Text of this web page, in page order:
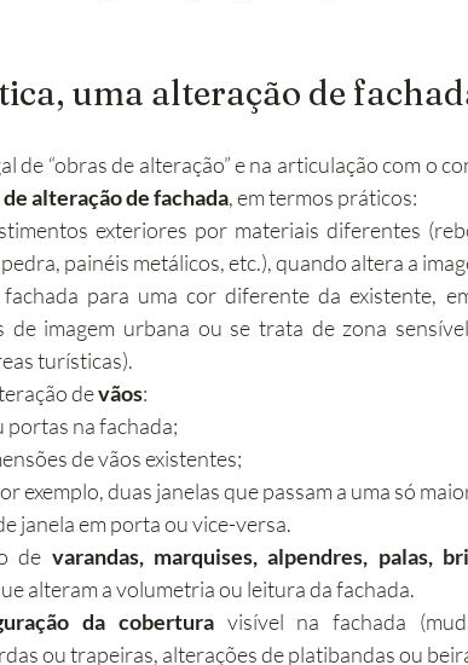
uma alteração de
de “obras de alteração” e na articulação com o
alteração de fachada, em termos práticos:
exteriores por materiais diferentes
painéis metálicos, etc.), quando altera a
para uma cor diferente da existente,
de imagem urbana ou se trata de zona
turísticas).
de vãos:
portas na fachada;
de vãos existentes;
exemplo, duas janelas que passam a uma só
janela em porta ou vice-versa.
de varandas, marquises, alpendres, palas,
alteram a volumetria ou leitura da fachada.
da cobertura visível na fachada
ou trapeiras, alterações de platibandas ou